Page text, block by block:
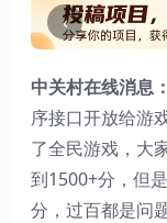
‹
中关村在线消息：
序接口开放给游
了全民游戏，大
到1500+分，但
分，过百都是问